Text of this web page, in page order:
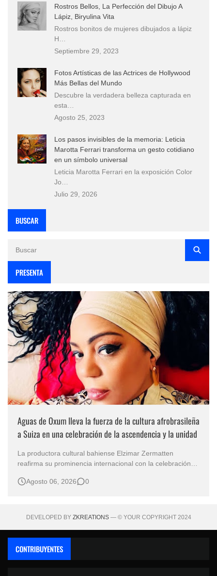
Rostros Bellos, La Perfección del Dibujo A
Lápiz, Biryulina Vita
Rostros bonitos de mujeres dibujados a lápiz
H…
Septiembre 29, 2023
Fotos Artísticas de las Actrices de Hollywood
Más Bellas del Mundo
Descubre la verdadera belleza capturada en
esta…
Agosto 25, 2023
Los pasos invisibles de la memoria: Leticia
Marotta Ferrari transforma un gesto cotidiano
en un símbolo universal
Leticia Marotta Ferrari en la exposición Color
Jo…
Julio 29, 2026
BUSCAR
PRESENTA
Aguas de Oxum lleva la fuerza de la cultura afrobrasileña
a Suiza en una celebración de la ascendencia y la unidad
La productora cultural bahiense Elzimar Zermatten
reafirma su prominencia internacional con la celebración
celebración une la cultura, la espiritualidad y la tradición
Agosto 06, 2026 0
DEVELOPED BY ZKREATIONS— © YOUR COPYRIGHT 2024
CONTRIBUYENTES